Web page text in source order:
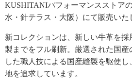
KUSHITANIパフォーマンスストア
水・針テラス・大阪）にて販売いた
新コレクションは、新しい牛革を
製までをフル刷新。厳選された国産
した職人技による国産縫製を駆使
地を追求しています。